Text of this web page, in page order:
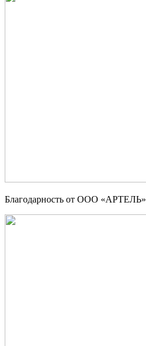
Благодарность от ООО «АРТЕЛЬ»